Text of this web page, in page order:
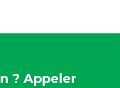
? Appeler